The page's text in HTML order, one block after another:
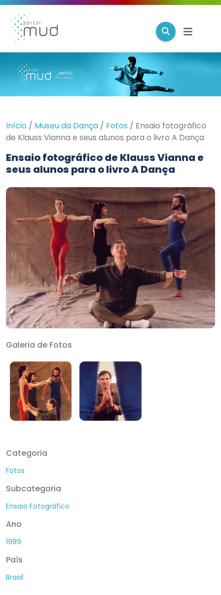
Início / Museu da Dança / Fotos / Ensaio fotográfico
de Klauss Vianna e seus alunos para o livro A Dança
Ensaio fotográfico de Klauss Vianna e
seus alunos para o livro A Dança
Galeria de Fotos
Categoria
Fotos
Subcategoria
Ensaio Fotográfico
Ano
1989
País
Brasil